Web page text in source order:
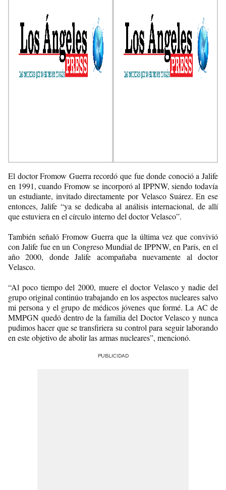
El doctor Fromow Guerra recordó que fue donde conoció a Jalife
en 1991, cuando Fromow se incorporó al IPPNW, siendo todavía
un estudiante, invitado directamente por Velasco Suárez. En ese
entonces, Jalife “ya se dedicaba al análisis internacional, de allí
que estuviera en el círculo interno del doctor Velasco”.
También señaló Fromow Guerra que la última vez que convivió
con Jalife fue en un Congreso Mundial de IPPNW, en París, en el
año 2000, donde Jalife acompañaba nuevamente al doctor
Velasco.
“Al poco tiempo del 2000, muere el doctor Velasco y nadie del
grupo original continúo trabajando en los aspectos nucleares salvo
mi persona y el grupo de médicos jóvenes que formé. La AC de
MMPGN quedó dentro de la familia del Doctor Velasco y nunca
pudimos hacer que se transfiriera su control para seguir laborando
en este objetivo de abolir las armas nucleares”, mencionó.
PUBLICIDAD